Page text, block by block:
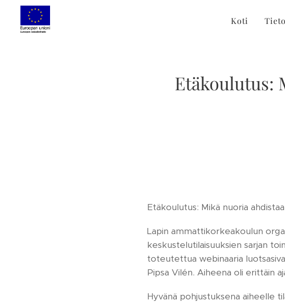
Koti
Etäkoulutus:
Etäkoulutus: Mikä nuoria
Lapin ammattikorkeakoulun
keskustelutilaisuuksien sarjan
toteutettua webinaaria
Pipsa Vilén. Aiheena oli erittäin
Hyvänä pohjustuksena aiheelle